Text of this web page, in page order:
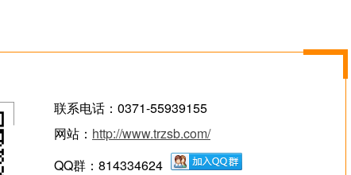
联系电话：0371-55939155
网站： http://www.trzsb.com/
QQ群：814334624